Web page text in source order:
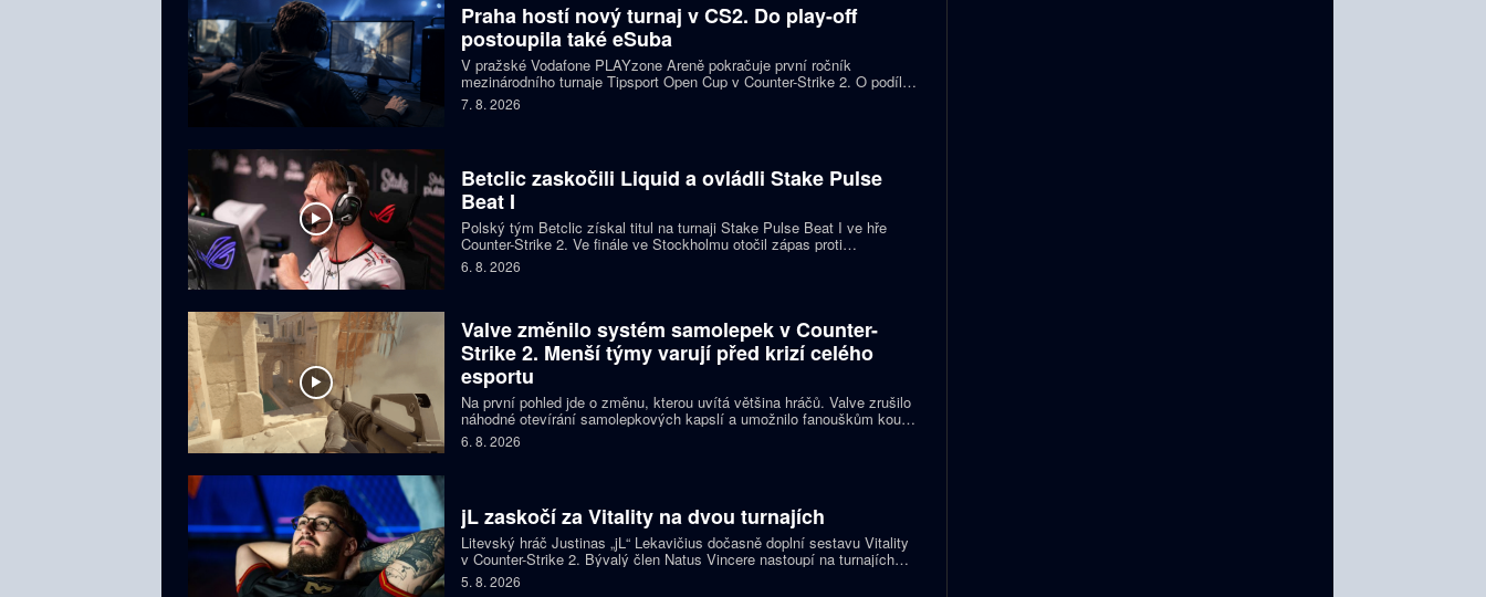
Praha hostí nový turnaj v CS2. Do play-off
postoupila také eSuba
V pražské Vodafone PLAYzone Areně pokračuje první ročník
mezinárodního turnaje Tipsport Open Cup v Counter-Strike 2. O podíl z
prize poolu 11 tisíc eur a body do žebříčku VRS bojuje devět týmů.
Česká eSuba si už zajistila postup do play-off.
7. 8. 2026
Betclic zaskočili Liquid a ovládli Stake Pulse
Beat I
Polský tým Betclic získal titul na turnaji Stake Pulse Beat I ve hře
Counter-Strike 2. Ve finále ve Stockholmu otočil zápas proti
favorizovaným Liquid a zvítězil 2:1 na mapy.
6. 8. 2026
Valve změnilo systém samolepek v Counter-
Strike 2. Menší týmy varují před krizí celého
esportu
Na první pohled jde o změnu, kterou uvítá většina hráčů. Valve zrušilo
náhodné otevírání samolepkových kapslí a umožnilo fanouškům koupit
si přímo samolepku svého oblíbeného týmu nebo hráče. Podle řady
organizací ale nový systém dramaticky snižuje jejich příjmy a může
6. 8. 2026
jL zaskočí za Vitality na dvou turnajích
Litevský hráč Justinas „jL“ Lekavičius dočasně doplní sestavu Vitality
v Counter-Strike 2. Bývalý člen Natus Vincere nastoupí na turnajích
BLAST Open Porto a PGL Masters Bucharest.
5. 8. 2026